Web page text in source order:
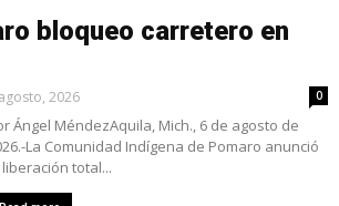
bloqueo carretero en
2026 0
Ángel MéndezAquila, Mich., 6 de agosto de
La Comunidad Indígena de Pomaro anunció
liberación total...